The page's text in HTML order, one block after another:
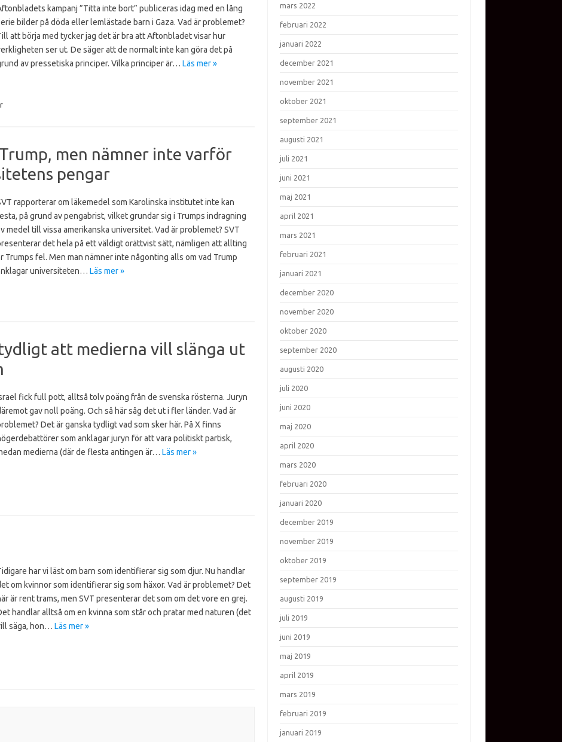
kampanj ”Titta inte bort” publiceras idag med en lång
bilder på döda eller lemlästade barn i Gaza. Vad är problemet?
att börja med tycker jag det är bra att Aftonbladet visar hur
ser ut. De säger att de normalt inte kan göra det på
av pressetiska principer. Vilka principer är… Läs mer »
men nämner inte varför
pengar
rapporterar om läkemedel som Karolinska institutet inte kan
på grund av pengabrist, vilket grundar sig i Trumps indragning
medel till vissa amerikanska universitet. Vad är problemet? SVT
det hela på ett väldigt orättvist sätt, nämligen att allting
Trumps fel. Men man nämner inte någonting alls om vad Trump
universiteten… Läs mer »
att medierna vill slänga ut
fick full pott, alltså tolv poäng från de svenska rösterna. Juryn
gav noll poäng. Och så här såg det ut i fler länder. Vad är
Det är ganska tydligt vad som sker här. På X finns
som anklagar juryn för att vara politiskt partisk,
medierna (där de flesta antingen är… Läs mer »
har vi läst om barn som identifierar sig som djur. Nu handlar
om kvinnor som identifierar sig som häxor. Vad är problemet? Det
är rent trams, men SVT presenterar det som om det vore en grej.
handlar alltså om en kvinna som står och pratar med naturen (det
säga, hon… Läs mer »
mars 2022
februari 2022
januari 2022
december 2021
november 2021
oktober 2021
september 2021
augusti 2021
juli 2021
juni 2021
maj 2021
april 2021
mars 2021
februari 2021
januari 2021
december 2020
november 2020
oktober 2020
september 2020
augusti 2020
juli 2020
juni 2020
maj 2020
april 2020
mars 2020
februari 2020
januari 2020
december 2019
november 2019
oktober 2019
september 2019
augusti 2019
juli 2019
juni 2019
maj 2019
april 2019
mars 2019
februari 2019
januari 2019